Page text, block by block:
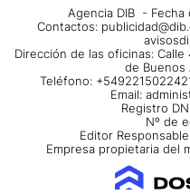
Agencia DIB - Fecha
Contactos:
Dirección de las oficinas: Calle
de Buenos
Teléfono:
Email:
Registro
Nº de
Editor
Empresa propietaria del